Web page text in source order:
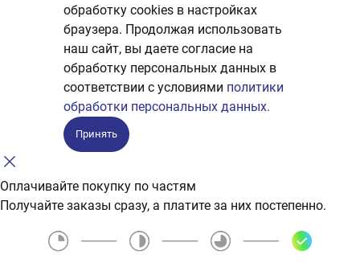
обработку сookies в настройках
браузера. Продолжая использовать
наш сайт, вы даете согласие на
обработку персональных данных в
соответствии с условиями политики
обработки персональных данных.
Принять
Оплачивайте покупку по частям
Получайте заказы сразу, а платите за них постепенно.